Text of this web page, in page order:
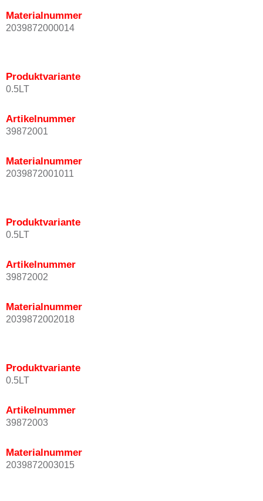
Materialnummer
2039872000014
Produktvariante
0.5LT
Artikelnummer
39872001
Materialnummer
2039872001011
Produktvariante
0.5LT
Artikelnummer
39872002
Materialnummer
2039872002018
Produktvariante
0.5LT
Artikelnummer
39872003
Materialnummer
2039872003015